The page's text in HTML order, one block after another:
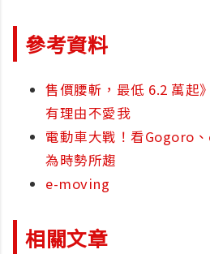
參考資料
售價腰斬，最低 6.2 萬起
有理由不愛我
電動車大戰！看Gogoro
為時勢所趨
e-moving
相關文章